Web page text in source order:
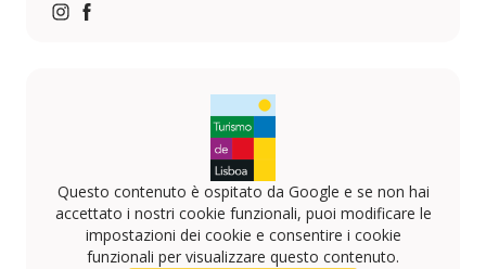
Questo contenuto è ospitato da Google e se non hai
accettato i nostri cookie funzionali, puoi modificare le
impostazioni dei cookie e consentire i cookie
funzionali per visualizzare questo contenuto.